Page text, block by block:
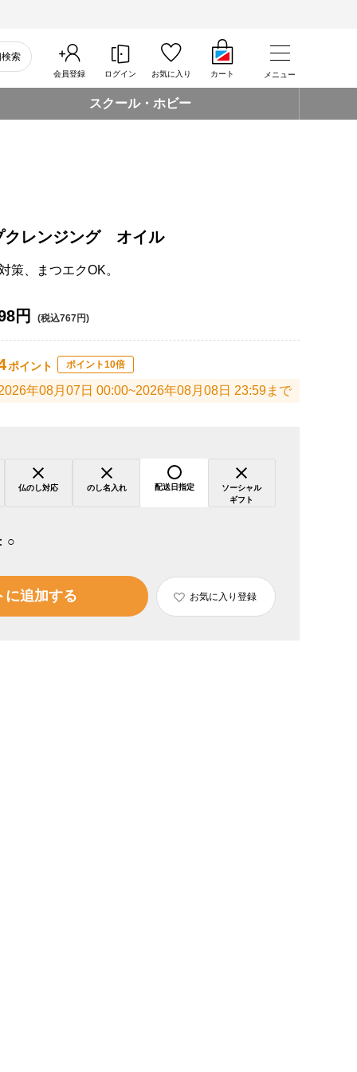
索
会員登録 ログイン お気に入り カート メニュー
スクール・ホビー
レンジング オイル
策、まつエクOK。
円 (税込767円)
ポイント ポイント10倍
年08月07日 00:00~2026年08月08日 23:59まで
仏のし対応 のし名入れ 配送日指定
ソーシャル
ギフト
○
に追加する お気に入り登録